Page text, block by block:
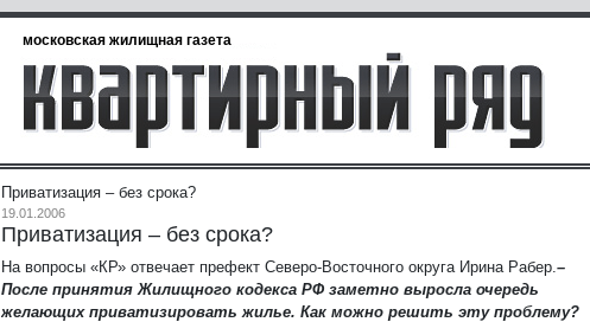
московская жилищная газета
Приватизация – без срока?
19.01.2006
Приватизация – без срока?
На вопросы «КР» отвечает префект Северо-Восточного округа Ирина Рабер. –
После принятия Жилищного кодекса РФ заметно выросла очередь
желающих приватизировать жилье. Как можно решить эту проблему?